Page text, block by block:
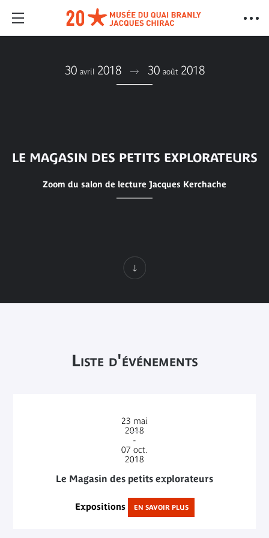
30 avril 2018 30 août 2018
LE MAGASIN DES PETITS EXPLORATEURS
Zoom du salon de lecture Jacques Kerchache
Liste d'événements
23 mai
2018
-
07 oct.
2018
Le Magasin des petits explorateurs
Expositions EN SAVOIR PLUS